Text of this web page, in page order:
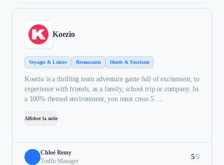
Koezio
Voyages & Loisirs Restaurants Hotels & Tourisme
Koezio is a thrilling team adventure game full of excitement, to
experience with friends, as a family, school trip or company. In
a 100% themed environment, you must cross 5 ...
Afficher la suite
Chloé Remy
Traffic Manager
5/5